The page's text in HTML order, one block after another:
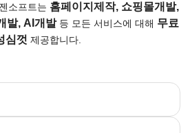
소프트는 홈페이지제작, 쇼핑몰개발,
발, AI개발등 모든 서비스에 대해 무료
심껏 제공합니다.